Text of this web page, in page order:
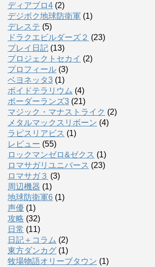
ディアブロ4 (2)
デジボク地球防衛軍 (1)
デレステ (5)
ドラクエビルダーズ２ (23)
プレイ日記 (13)
プロジェクトセカイ (2)
プロフィール (3)
ベヨネッタ3 (1)
ボイドテラリウム (4)
ボーダーランズ3 (21)
マジック・マナストライク (2)
メタルマックスリボーン (4)
ラピスリアビス (1)
レビュー (55)
ロックマンゼロ&ゼクス (1)
ロマサガリユニバース (23)
ロマサガ３ (3)
周辺機器 (1)
地球防衛軍6 (1)
声優 (1)
攻略 (32)
日常 (11)
日記＋コラム (2)
東方ダンカグ (1)
牧場物語オリーブタウン (1)